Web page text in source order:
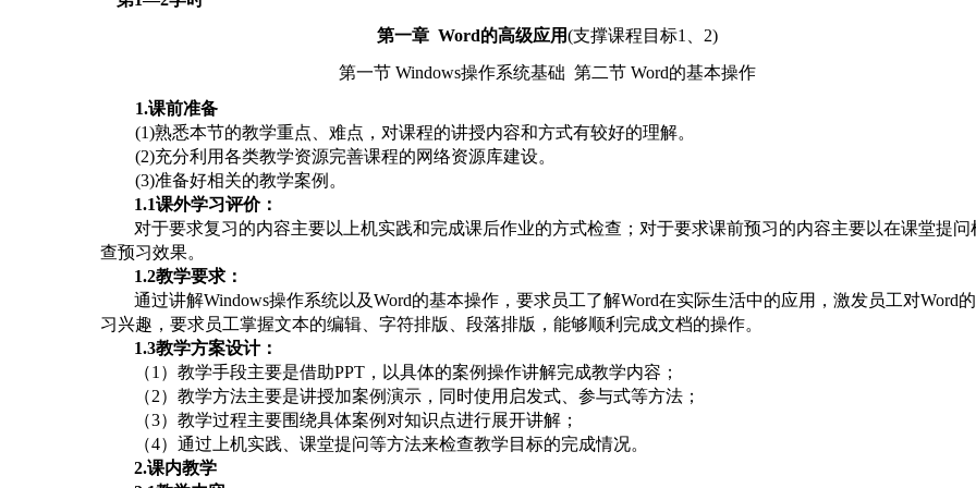
第一章 Word的高级应用(支撑课程目标1、2)
第一节 Windows操作系统基础 第二节 Word的基本操作
1.课前准备
(1)熟悉本节的教学重点、难点，对课程的讲授内容和方式有较好的理解。
(2)充分利用各类教学资源完善课程的网络资源库建设。
(3)准备好相关的教学案例。
1.1课外学习评价：
对于要求复习的内容主要以上机实践和完成课后作业的方式检查；对于要求课前预习的内容主要以在课堂提问
查预习效果。
1.2教学要求：
通过讲解Windows操作系统以及Word的基本操作，要求员工了解Word在实际生活中的应用，激发员工对Word
习兴趣，要求员工掌握文本的编辑、字符排版、段落排版，能够顺利完成文档的操作。
1.3教学方案设计：
（1）教学手段主要是借助PPT，以具体的案例操作讲解完成教学内容；
（2）教学方法主要是讲授加案例演示，同时使用启发式、参与式等方法；
（3）教学过程主要围绕具体案例对知识点进行展开讲解；
（4）通过上机实践、课堂提问等方法来检查教学目标的完成情况。
2.课内教学